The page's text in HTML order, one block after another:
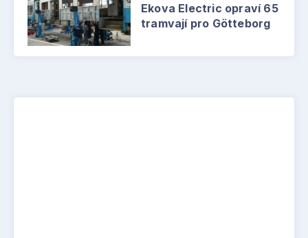
Ekova Electric opraví 65
tramvají pro Götteborg